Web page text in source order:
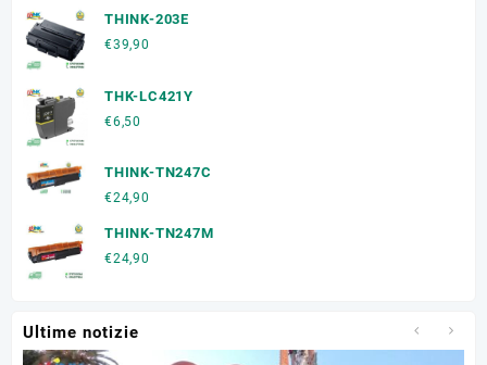
THINK-203E
€39,90
THK-LC421Y
€6,50
THINK-TN247C
€24,90
THINK-TN247M
€24,90
Ultime notizie